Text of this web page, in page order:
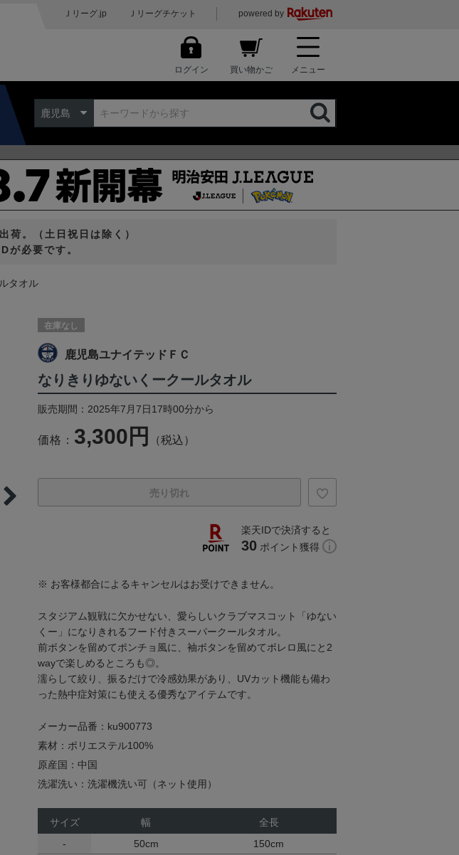
Ｊリーグ.jp Ｊリーグチケット powered by
ログイン 買い物かご メニュー
鹿児島
荷。（土日祝日は除く）
が必要です。
タオル
在庫なし
鹿児島ユナイテッドＦＣ
なりきりゆないくークールタオル
販売期間：2025年7月7日17時00分から
価格： 3,300円 （税込）
売り切れ
楽天IDで決済すると
30 ポイント獲得
※ お客様都合によるキャンセルはお受けできません。
スタジアム観戦に欠かせない、愛らしいクラブマスコット「ゆない
くー」になりきれるフード付きスーパークールタオル。
前ボタンを留めてポンチョ風に、袖ボタンを留めてボレロ風にと2
wayで楽しめるところも◎。
濡らして絞り、振るだけで冷感効果があり、UVカット機能も備わ
った熱中症対策にも使える優秀なアイテムです。
メーカー品番：ku900773
素材：ポリエステル100%
原産国：中国
洗濯洗い：洗濯機洗い可（ネット使用）
サイズ 幅
全長
-
50cm 150cm